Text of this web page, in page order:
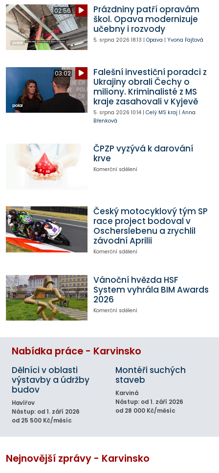
02:56
Prázdniny patří opravám
škol. Opava modernizuje
učebny i rozvody
5. srpna 2026 18:13 | Opava | Yvona Fajtová
03:02
Falešní investiční poradci z
Ukrajiny obrali Čechy o
miliony. Kriminalisté z MS
kraje zasahovali v Kyjevě
5. srpna 2026 10:14| Celý MS kraj | Anna
Břenková
ČPZP vyzývá k darování
krve
Komerční sdělení
Český motocyklový tým SP
race project bodoval v
Oscherslebenu a zrychlil
závodní Aprilii
Komerční sdělení
Vánoční hvězda HSF
System vyhrála BIM Awards
2026
Komerční sdělení
Nabídka práce - Karvinsko
Dělníci v oblasti
výstavby a údržby
budov
Havířov
Nástup: od 1. září 2026
od 25 500 Kč/měsíc
Montéři suchých
staveb
Karviná
Nástup: od 1. září 2026
od 28 000 Kč/měsíc
Nejnovější zprávy - Karvinsko